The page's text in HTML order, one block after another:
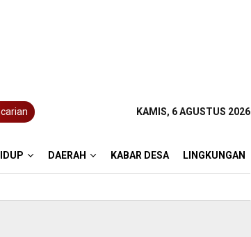
KAMIS, 6 AGUSTUS 2026
DAERAH KABAR DESA LINGKUNGAN